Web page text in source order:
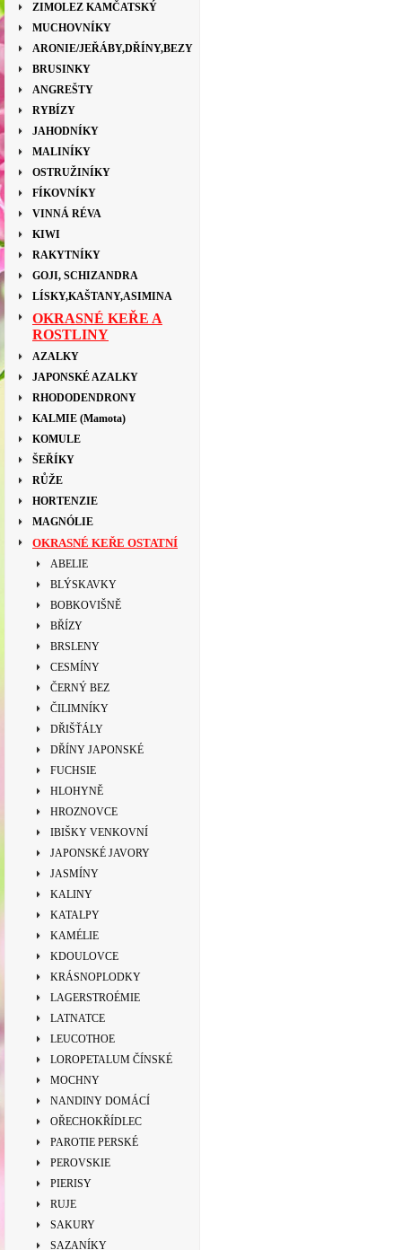
ZIMOLEZ KAMČATSKÝ
MUCHOVNÍKY
ARONIE/JEŘÁBY,DŘÍNY,BEZY
BRUSINKY
ANGREŠTY
RYBÍZY
JAHODNÍKY
MALINÍKY
OSTRUŽINÍKY
FÍKOVNÍKY
VINNÁ RÉVA
KIWI
RAKYTNÍKY
GOJI, SCHIZANDRA
LÍSKY,KAŠTANY,ASIMINA
OKRASNÉ KEŘE A
ROSTLINY
AZALKY
JAPONSKÉ AZALKY
RHODODENDRONY
KALMIE (Mamota)
KOMULE
ŠEŘÍKY
RŮŽE
HORTENZIE
MAGNÓLIE
OKRASNÉ KEŘE OSTATNÍ
ABELIE
BLÝSKAVKY
BOBKOVIŠNĚ
BŘÍZY
BRSLENY
CESMÍNY
ČERNÝ BEZ
ČILIMNÍKY
DŘIŠŤÁLY
DŘÍNY JAPONSKÉ
FUCHSIE
HLOHYNĚ
HROZNOVCE
IBIŠKY VENKOVNÍ
JAPONSKÉ JAVORY
JASMÍNY
KALINY
KATALPY
KAMÉLIE
KDOULOVCE
KRÁSNOPLODKY
LAGERSTROÉMIE
LATNATCE
LEUCOTHOE
LOROPETALUM ČÍNSKÉ
MOCHNY
NANDINY DOMÁCÍ
OŘECHOKŘÍDLEC
PAROTIE PERSKÉ
PEROVSKIE
PIERISY
RUJE
SAKURY
SAZANÍKY